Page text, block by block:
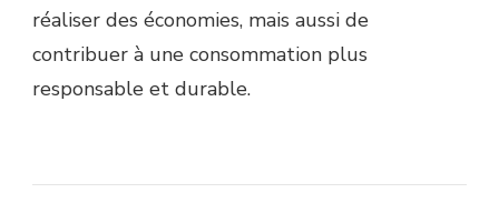
réaliser des économies, mais aussi de
contribuer à une consommation plus
responsable et durable.